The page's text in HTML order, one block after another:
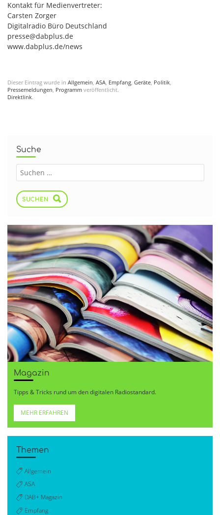
Kontakt für Medienvertreter:
Carsten Zorger
Digitalradio Büro Deutschland
presse@dabplus.de
www.dabplus.de/news
Dieser Eintrag wurde in Allgemein, ASA, Empfang, Geräte, Politik,
Pressemeldungen, Programm veröffentlicht.
Direktlink.
Suche
SUCHEN
Magazin
Tipps & Tricks rund um den digitalen Radiostandard.
MEHR ERFAHREN
Themen
Allgemein
ASA
DAB+ Magazin
Empfang